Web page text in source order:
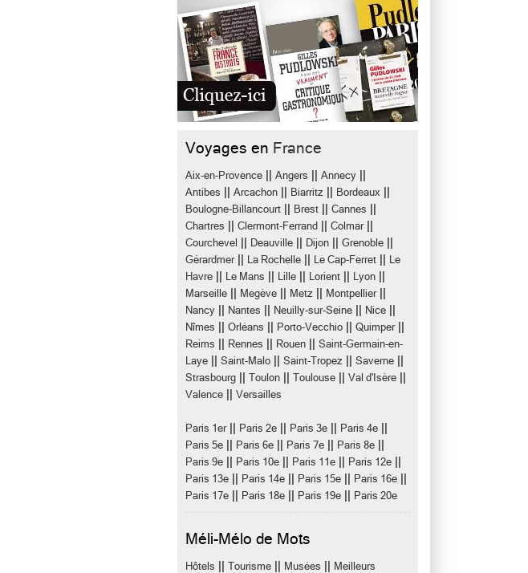
Voyages en France
Aix-en-Provence Angers Annecy
Antibes Arcachon Biarritz Bordeaux
Boulogne-Billancourt Brest Cannes
Chartres Clermont-Ferrand Colmar||
Courchevel Deauville Dijon Grenoble
Gérardmer|| La Rochelle Le Cap-Ferret
Le
Havre
Le Mans Lille Lorient Lyon
Marseille Megève Metz Montpellier||
Nancy Nantes Neuilly-sur-Seine Nice
Nîmes Orléans Porto-Vecchio Quimper||
Reims Rennes Rouen
Saint-Germain-en-
Laye
Saint-Malo Saint-Tropez Saverne
Strasbourg Toulon Toulouse Val d'Isère
Valence Versailles
Paris 1er|| Paris 2e Paris 3e Paris 4e
Paris 5e Paris 6e Paris 7e Paris 8e
Paris 9e Paris 10e Paris 11e Paris 12e
Paris 13e Paris 14e Paris 15e Paris 16e
Paris 17e Paris 18e Paris 19e Paris 20e
Méli-Mélo de Mots
Hôtels Tourisme Musées
Meilleurs